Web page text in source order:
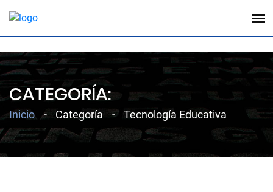
CATEGORÍA:
Inicio Categoría Tecnología Educativa